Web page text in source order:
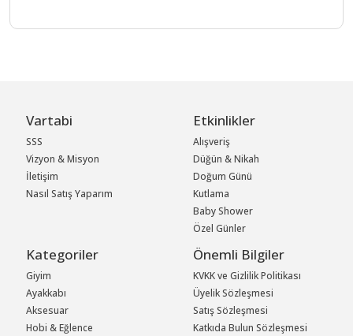
Vartabi
SSS
Vizyon & Misyon
İletişim
Nasıl Satış Yaparım
Etkinlikler
Alışveriş
Düğün & Nikah
Doğum Günü
Kutlama
Baby Shower
Özel Günler
Kategoriler
Giyim
Ayakkabı
Aksesuar
Hobi & Eğlence
Önemli Bilgiler
KVKK ve Gizlilik Politikası
Üyelik Sözleşmesi
Satış Sözleşmesi
Katkıda Bulun Sözleşmesi